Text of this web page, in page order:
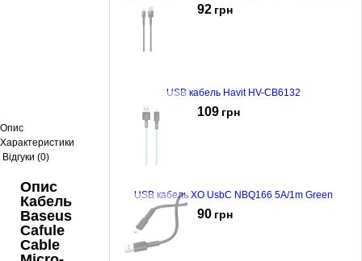
92 грн
USB кабель Havit HV-CB6132
109 грн
USB кабель XO UsbC NBQ166 5A/1m Green
90 грн
Опис
Характеристики
Відгуки (0)
Опис
Кабель
Baseus
Cafule
Cable